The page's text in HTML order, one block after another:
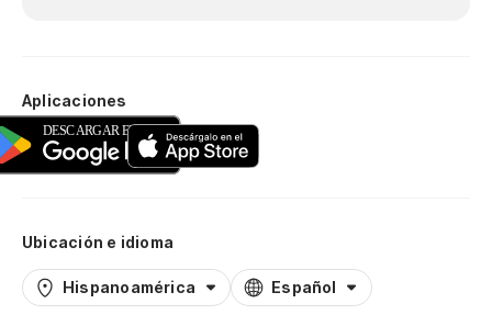
Aplicaciones
Ubicación e idioma
Hispanoamérica Español